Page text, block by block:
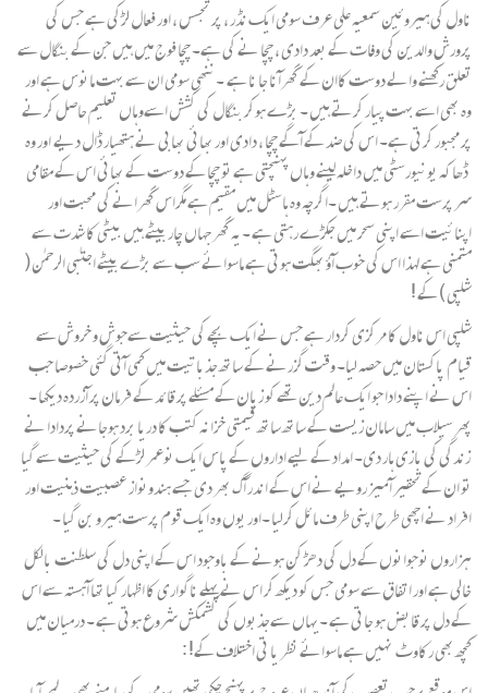
ناول کی ہیروئین سمعیہ علی عرف سومی ایک نڈر ، پر تجسس ، اور فعال لڑکی ہے جس کی
پرورش والدین کی وفات کے بعد دادی ، چچا نے کی ہے۔ چچا فوج میں ہیں جن کے بنگال سے
تعلق رکھنے والے دوست کاان کے گھرآنا جا نا ہے ۔ننھی سومی ان سے بہت مانوس ہے اور
وہ بھی اسے بہت پیار کرتے ہیں ۔ بڑے ہوکر بنگال کی کشش اسےوہاں تعلیم حاصل کرنے
پر مجبور کرتی ہے۔ اس کی ضد کے آگے چچا ، دادی اور بھائی بھابی نے ہتھیار ڈال دیے اور وہ
ڈھاکہ یونیورسٹی میں داخلہ لینے وہاں پہنچتی ہے تو چچا کے دوست کے بھائی اس کے مقامی
سر پرست مقرر ہوتے ہیں ۔اگرچہ وہ ہاسٹل میں مقیم ہے مگراس گھرانے کی محبت اور
اپنائیت اسے اپنی سحر میں جکڑے رہتی ہے ۔یہ گھر جہاں چار بیٹے ہیں بیٹی کا شدت سے
متمنی ہے لہذا اس کی خوب آؤ بھگت ہوتی ہے ماسوائے سب سے بڑے بیٹے اجتبٰی الرحمٰن (
شلپی ) کے !
شلپی اس ناول کا مرکزی کردار ہے جس نے ایک بچے کی حیثیت سےجوش و خروش سے
قیام پاکستان میں حصہ لیا۔ وقت گزرنے کے ساتھ جذباتیت میں کمی آتی گئی خصوصا جب
اس نے اپنے دادا جو ایک عالم دین تھے کو زبان کے مسئلے پر قائد کے فرمان پر آزردہ دیکھا ۔
پھر سیلاب میں سامان زیست کے ساتھ ساتھ قیمتی خزانہ کتب کا دریا برد ہوجانے پردادا نے
زندگی کی بازی ہار دی۔ امداد کے لیے اداروں کے پاس ایک نوعمر لڑکے کی حیثیت سے گیا
تو ان کےتحقیر آمیز رویے نے اس کے اندر آگ بھر دی جسے ہندونواز عصبیت ذہنیت اور
افراد نے اچھی طرح اپنی طرف مائل کرلیا ۔اور یوں وہ ایک قوم پرست ہیرو بن گیا ۔
ہزاروں نوجوانوں کے دل کی دھڑ کن ہونے کے باوجود اس کے اپنی دل کی سلطنت بالکل
خالی ہے اور اتفاق سے سومی جس کو دیکھ کر اس نے پہلے ناگواری کا اظہار کیا تھا آہستہ سے اس
کے دل پر قابض ہو جاتی ہے ۔یہاں سےجذبوں کی کشمکش شروع ہوتی ہے ۔ درمیان میں
کچھ بھی رکاوٹ نہیں ہے ماسوائے نظر یا تی اختلاف کے! :